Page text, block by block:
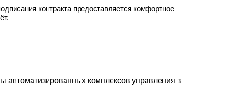
контракта предоставляется комфортное
автоматизированных комплексов управления в